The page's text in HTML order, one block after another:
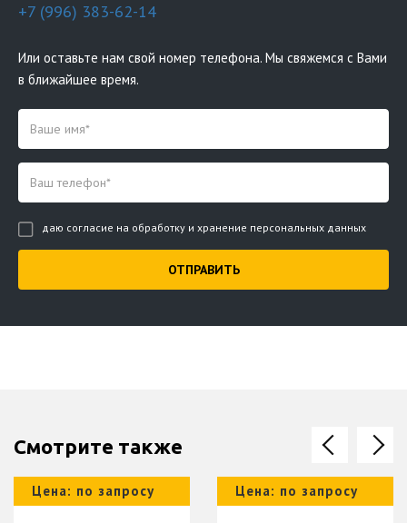
+7 (996) 383-62-14
Или оставьте нам свой номер телефона. Мы свяжемся с Вами
в ближайшее время.
даю согласие на обработку и хранение персональных данных
Смотрите также
Цена: по запросу Цена: по запросу